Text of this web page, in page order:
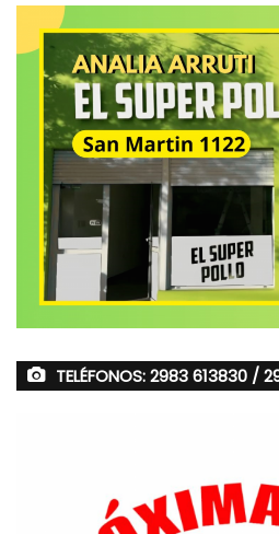
TELÉFONOS: 2983 613830 /